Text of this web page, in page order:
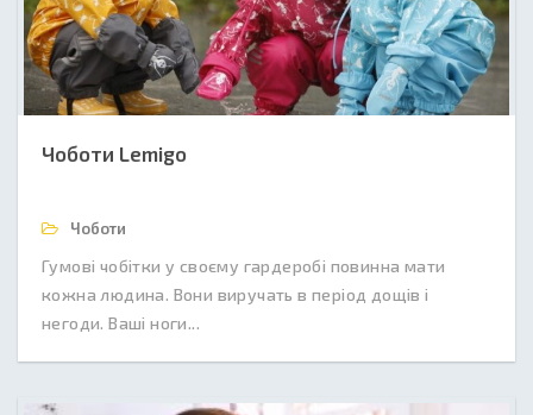
Чоботи Lemigo
Чоботи
Гумові чобітки у своєму гардеробі повинна мати
кожна людина. Вони виручать в період дощів і
негоди. Ваші ноги...